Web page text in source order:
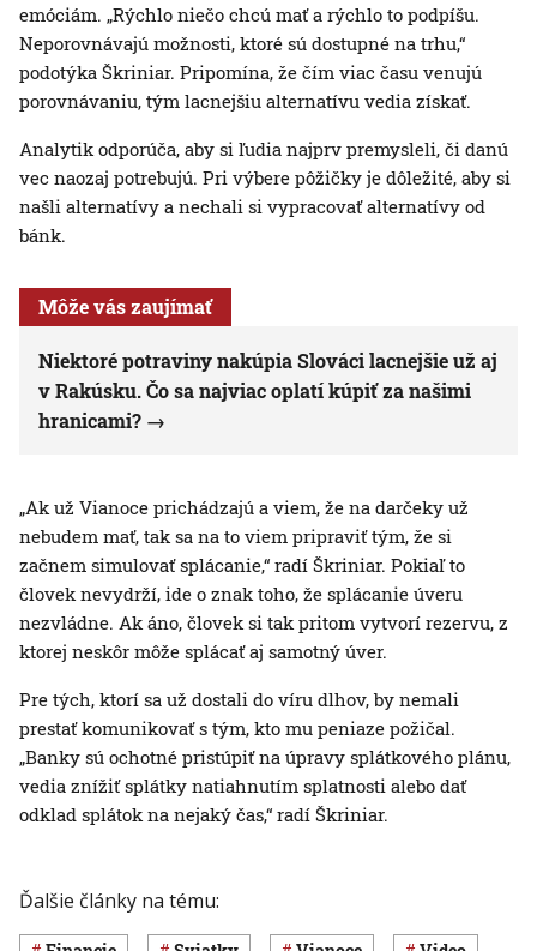
emóciám. „Rýchlo niečo chcú mať a rýchlo to podpíšu.
Neporovnávajú možnosti, ktoré sú dostupné na trhu,“
podotýka Škriniar. Pripomína, že čím viac času venujú
porovnávaniu, tým lacnejšiu alternatívu vedia získať.
Analytik odporúča, aby si ľudia najprv premysleli, či danú
vec naozaj potrebujú. Pri výbere pôžičky je dôležité, aby si
našli alternatívy a nechali si vypracovať alternatívy od
bánk.
Môže vás zaujímať
Niektoré potraviny nakúpia Slováci lacnejšie už aj
v Rakúsku. Čo sa najviac oplatí kúpiť za našimi
hranicami?
„Ak už Vianoce prichádzajú a viem, že na darčeky už
nebudem mať, tak sa na to viem pripraviť tým, že si
začnem simulovať splácanie,“ radí Škriniar. Pokiaľ to
človek nevydrží, ide o znak toho, že splácanie úveru
nezvládne. Ak áno, človek si tak pritom vytvorí rezervu, z
ktorej neskôr môže splácať aj samotný úver.
Pre tých, ktorí sa už dostali do víru dlhov, by nemali
prestať komunikovať s tým, kto mu peniaze požičal.
„Banky sú ochotné pristúpiť na úpravy splátkového plánu,
vedia znížiť splátky natiahnutím splatnosti alebo dať
odklad splátok na nejaký čas,“ radí Škriniar.
Ďalšie články na tému: